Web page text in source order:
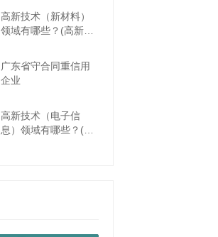
高新技术（新材料）
领域有哪些？(高新技
些)
广东省守合同重信用
企业
高新技术（电子信
息）领域有哪些？(高